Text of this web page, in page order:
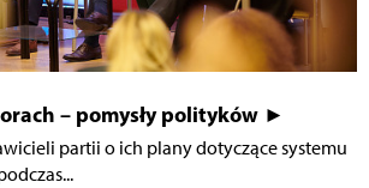
– pomysły polityków ►
partii o ich plany dotyczące systemu